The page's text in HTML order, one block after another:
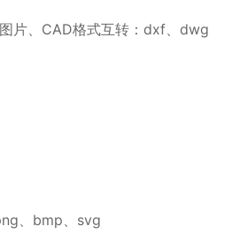
片、CAD格式互转：dxf、dwg
、bmp、svg